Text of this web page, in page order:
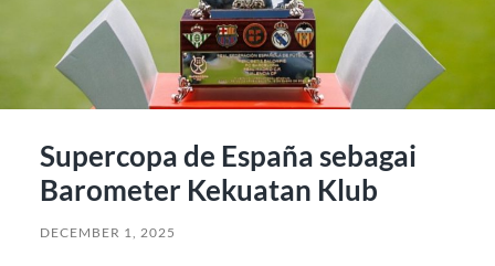
Supercopa de España sebagai
Barometer Kekuatan Klub
DECEMBER 1, 2025